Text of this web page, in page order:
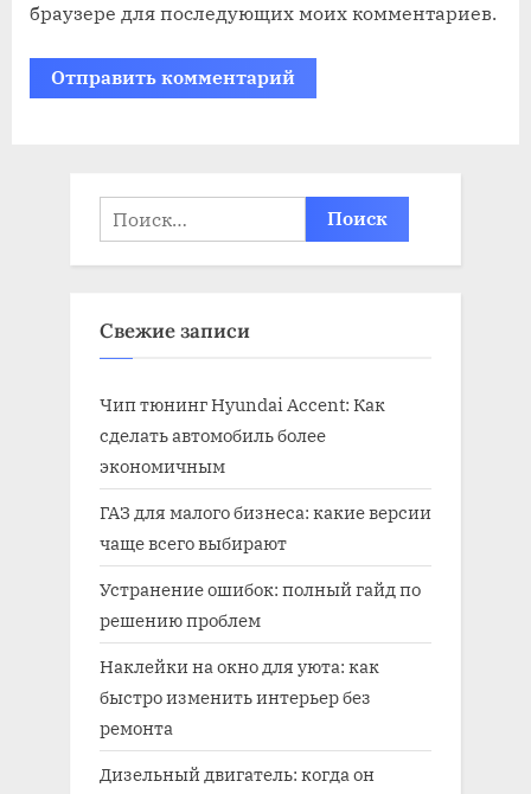
браузере для последующих моих комментариев.
Найти:
Свежие записи
Чип тюнинг Hyundai Accent: Как
сделать автомобиль более
экономичным
ГАЗ для малого бизнеса: какие версии
чаще всего выбирают
Устранение ошибок: полный гайд по
решению проблем
Наклейки на окно для уюта: как
быстро изменить интерьер без
ремонта
Дизельный двигатель: когда он